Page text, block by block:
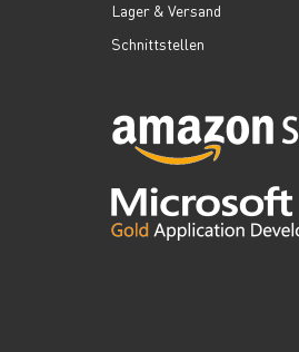
Lager & Versand
Schnittstellen